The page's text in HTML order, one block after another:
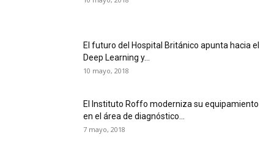
El futuro del Hospital Británico apunta hacia el
Deep Learning y...
10 mayo, 2018
El Instituto Roffo moderniza su equipamiento
en el área de diagnóstico...
7 mayo, 2018